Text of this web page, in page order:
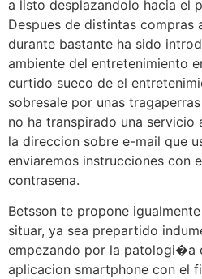
a listo desplazandolo hacia el
Despues de distintas
durante bastante ha sido
ambiente del entretenimiento
curtido sueco de el
sobresale por unas
no ha transpirado una servicio
la direccion sobre e-mail que
enviaremos instrucciones con
contrasena.
Betsson te propone
situar, ya sea prepartido
empezando por la patologi�a
aplicacion smartphone con el